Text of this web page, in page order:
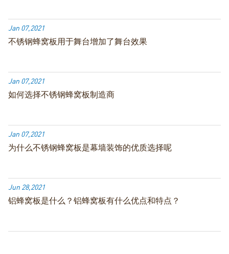
Jan 07,2021
不锈钢蜂窝板用于舞台增加了舞台效果
Jan 07,2021
如何选择不锈钢蜂窝板制造商
Jan 07,2021
为什么不锈钢蜂窝板是幕墙装饰的优质选择呢
Jun 28,2021
铝蜂窝板是什么？铝蜂窝板有什么优点和特点？